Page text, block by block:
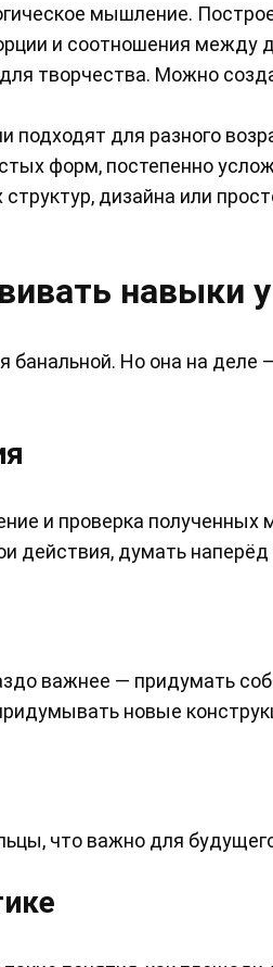
мышление.
и соотношения между
творчества. Можно
для разного
форм, постепенно
дизайна или
навыки
банальной. Но она на
и проверка полученных
действия, думать
важнее — придумать
новые
что важно для